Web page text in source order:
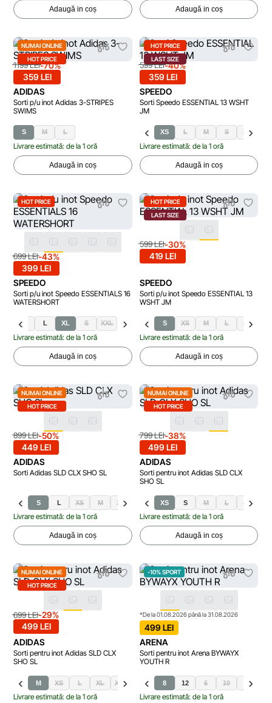
Adaugă in coș Adaugă in coș
NUMAI ONLINE
HOT PRICE
1199 LEI-70%
359 LEI
ADIDAS
Sorti p/u inot Adidas 3-STRIPES
SWIMS
S M L
Livrare estimată: de la 1 oră
Adaugă in coș
HOT PRICE
LAST SIZE
599 LEI-40%
359 LEI
SPEEDO
Sorti Speedo ESSENTIAL 13 WSHT
JM
XS L M S XL
Livrare estimată: de la 1 oră
Adaugă in coș
HOT PRICE
699 LEI-43%
399 LEI
SPEEDO
Sorti p/u inot Speedo ESSENTIALS 16
WATERSHORT
M L XL S XXL
Livrare estimată: de la 1 oră
Adaugă in coș
HOT PRICE
LAST SIZE
599 LEI-30%
419 LEI
SPEEDO
Sorti p/u inot Speedo ESSENTIAL 13
WSHT JM
S XS M L XL
Livrare estimată: de la 1 oră
Adaugă in coș
NUMAI ONLINE
HOT PRICE
899 LEI-50%
449 LEI
ADIDAS
Sorti Adidas SLD CLX SHO SL
S L XS M XL XXL
Livrare estimată: de la 1 oră
Adaugă in coș
NUMAI ONLINE
HOT PRICE
799 LEI-38%
499 LEI
ADIDAS
Sorti pentru inot Adidas SLD CLX
SHO SL
XS S M L XL
Livrare estimată: de la 1 oră
Adaugă in coș
NUMAI ONLINE
HOT PRICE
699 LEI-29%
499 LEI
ADIDAS
Sorti pentru inot Adidas SLD CLX
SHO SL
S M XS L XL XXL XXXL
Livrare estimată: de la 1 oră
-10% SPORT
*De la 01.08.2026 până la 31.08.2026
499 LEI
ARENA
Sorti pentru inot Arena BYWAYX
YOUTH R
8 12 6 10 14
Livrare estimată: de la 1 oră